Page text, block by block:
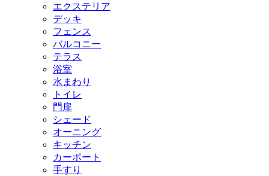
エクステリア
デッキ
フェンス
バルコニー
テラス
浴室
水まわり
トイレ
門扉
シェード
オーニング
キッチン
カーポート
手すり